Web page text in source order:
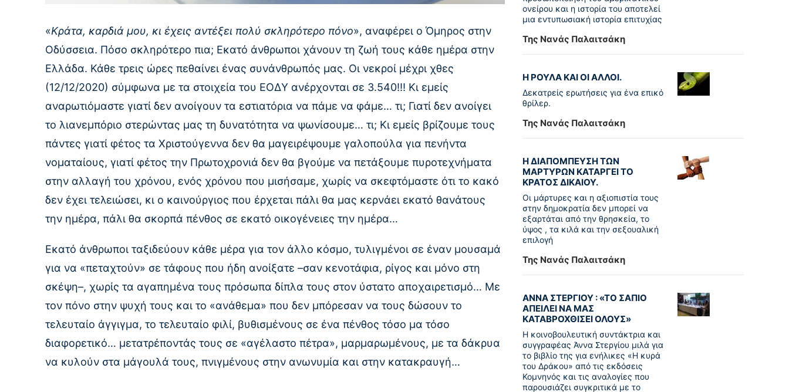
«Κράτα, καρδιά μου, κι έχεις αντέξει πολύ σκληρότερο πόνο», αναφέρει ο Όμηρος στην
Οδύσσεια. Πόσο σκληρότερο πια; Εκατό άνθρωποι χάνουν τη ζωή τους κάθε ημέρα στην
Ελλάδα. Κάθε τρεις ώρες πεθαίνει ένας συνάνθρωπός μας. Οι νεκροί μέχρι χθες
(12/12/2020) σύμφωνα με τα στοιχεία του ΕΟΔΥ ανέρχονται σε 3.540!!! Κι εμείς
αναρωτιόμαστε γιατί δεν ανοίγουν τα εστιατόρια να πάμε να φάμε… τι; Γιατί δεν ανοίγει
το λιανεμπόριο στερώντας μας τη δυνατότητα να ψωνίσουμε… τι; Κι εμείς βρίζουμε τους
πάντες γιατί φέτος τα Χριστούγεννα δεν θα μαγειρέψουμε γαλοπούλα για πενήντα
νοματαίους, γιατί φέτος την Πρωτοχρονιά δεν θα βγούμε να πετάξουμε πυροτεχνήματα
στην αλλαγή του χρόνου, ενός χρόνου που μισήσαμε, χωρίς να σκεφτόμαστε ότι το κακό
δεν έχει τελειώσει, κι ο καινούργιος που έρχεται πάλι θα μας κερνάει εκατό θανάτους
την ημέρα, πάλι θα σκορπά πένθος σε εκατό οικογένειες την ημέρα…
Εκατό άνθρωποι ταξιδεύουν κάθε μέρα για τον άλλο κόσμο, τυλιγμένοι σε έναν μουσαμά
για να «πεταχτούν» σε τάφους που ήδη ανοίξατε –σαν κενοτάφια, ρίγος και μόνο στη
σκέψη–, χωρίς τα αγαπημένα τους πρόσωπα δίπλα τους στον ύστατο αποχαιρετισμό… Με
τον πόνο στην ψυχή τους και το «ανάθεμα» που δεν μπόρεσαν να τους δώσουν το
τελευταίο άγγιγμα, το τελευταίο φιλί, βυθισμένους σε ένα πένθος τόσο μα τόσο
διαφορετικό… μετατρέποντάς τους σε «αγέλαστο πέτρα», μαρμαρωμένους, με τα δάκρυα
να κυλούν στα μάγουλά τους, πνιγμένους στην ανωνυμία και στην κατακραυγή…
ονείρου και η ιστορία του αποτελεί
μια εντυπωσιακή ιστορία επιτυχίας
Της Νανάς Παλαιτσάκη
Η ΡΟΥΛΑ ΚΑΙ ΟΙ ΑΛΛΟΙ.
Δεκατρείς ερωτήσεις για ένα επικό
θρίλερ.
Της Νανάς Παλαιτσάκη
Η ΔΙΑΠΟΜΠΕΥΣΗ ΤΩΝ
ΜΑΡΤΥΡΩΝ ΚΑΤΑΡΓΕΙ ΤΟ
ΚΡΑΤΟΣ ΔΙΚΑΙΟΥ.
Οι μάρτυρες και η αξιοπιστία τους
στην δημοκρατία δεν μπορεί να
εξαρτάται από την θρησκεία, το
ύψος , τα κιλά και την σεξουαλική
επιλογή
Της Νανάς Παλαιτσάκη
ΑΝΝΑ ΣΤΕΡΓΙΟΥ : «ΤΟ ΣΑΠΙΟ
ΑΠΕΙΛΕΙ ΝΑ ΜΑΣ
ΚΑΤΑΒΡΟΧΘΙΣΕΙ ΟΛΟΥΣ»
Η κοινοβουλευτική συντάκτρια και
συγγραφέας Άννα Στεργίου μιλά για
το βιβλίο της για ενήλικες «Η κυρά
του Δράκου» από τις εκδόσεις
Κομνηνός και τις αναλογίες που
παρουσιάζει συγκριτικά με το